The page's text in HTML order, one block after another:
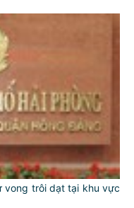
vong trôi dạt tại khu vực